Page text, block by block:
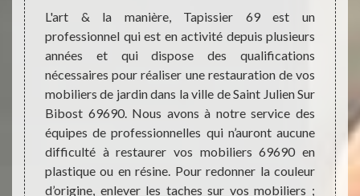
69
la
que
à
:
; le
le
L'art & la manière, Tapissier 69 est un
professionnel qui est en activité depuis plusieurs
années et qui dispose des qualifications
nécessaires pour réaliser une restauration de vos
mobiliers de jardin dans la ville de Saint Julien Sur
Bibost 69690. Nous avons à notre service des
équipes de professionnelles qui n’auront aucune
difficulté à restaurer vos mobiliers 69690 en
plastique ou en résine. Pour redonner la couleur
d’origine, enlever les taches sur vos mobiliers ;
et